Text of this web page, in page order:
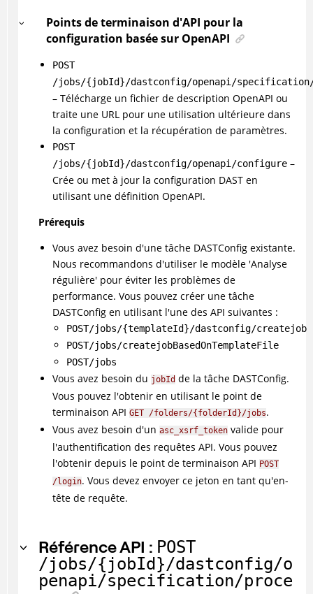
Points de terminaison d'API pour la
configuration basée sur OpenAPI
POST
/jobs/{jobId}/dastconfig/openapi/specification/
– Télécharge un fichier de description OpenAPI ou
traite une URL pour une utilisation ultérieure dans
la configuration et la récupération de paramètres.
POST
/jobs/{jobId}/dastconfig/openapi/configure–
Crée ou met à jour la configuration DAST en
utilisant une définition OpenAPI.
Prérequis
Vous avez besoin d'une tâche DASTConfig existante.
Nous recommandons d'utiliser le modèle 'Analyse
régulière' pour éviter les problèmes de
performance. Vous pouvez créer une tâche
DASTConfig en utilisant l'une des API suivantes :
POST/jobs/{templateId}/dastconfig/createjob
POST/jobs/createjobBasedOnTemplateFile
POST/jobs
Vous avez besoin du jobIdde la tâche DASTConfig.
Vous pouvez l'obtenir en utilisant le point de
terminaison API GET /folders/{folderId}/jobs.
Vous avez besoin d'un asc_xsrf_tokenvalide pour
l'authentification des requêtes API. Vous pouvez
l'obtenir depuis le point de terminaison API POST
/login. Vous devez envoyer ce jeton en tant qu'en-
tête de requête.
Référence API : POST
/jobs/{jobId}/dastconfig/o
penapi/specification/proce